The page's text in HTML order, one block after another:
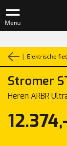
Menu
| Elektrische
Stromer
Heren ARBR